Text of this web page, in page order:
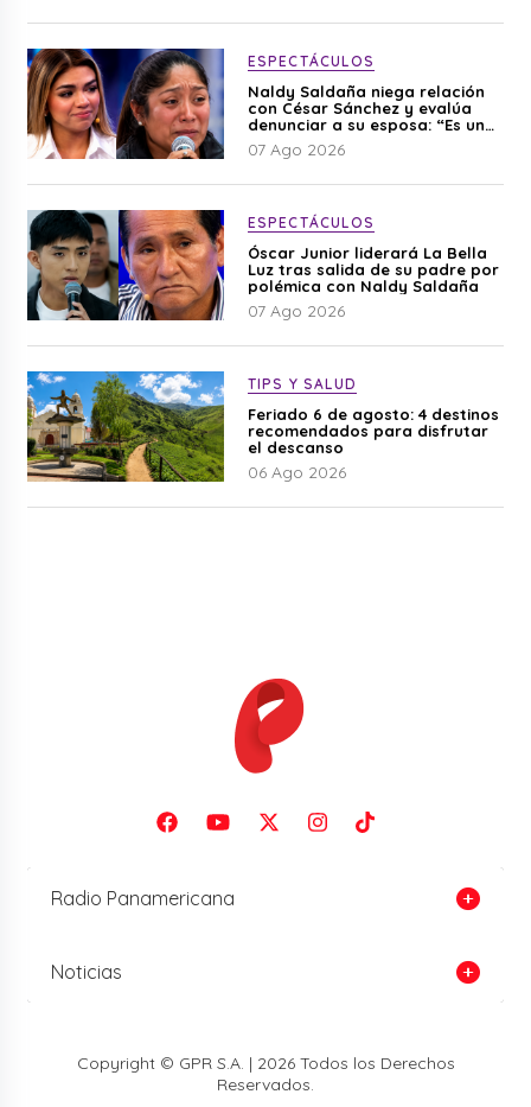
ESPECTÁCULOS
Naldy Saldaña niega relación
con César Sánchez y evalúa
denunciar a su esposa: “Es una
difamación”
07 Ago 2026
ESPECTÁCULOS
Óscar Junior liderará La Bella
Luz tras salida de su padre por
polémica con Naldy Saldaña
07 Ago 2026
TIPS Y SALUD
Feriado 6 de agosto: 4 destinos
recomendados para disfrutar
el descanso
06 Ago 2026
Radio Panamericana
Noticias
Copyright © GPR S.A. | 2026 Todos los Derechos
Reservados.